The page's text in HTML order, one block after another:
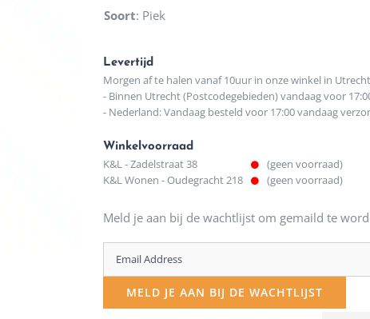
Soort: Piek
Levertijd
Morgen af te halen vanaf 10uur in onze winkel in Utrecht
- Binnen Utrecht (Postcodegebieden) vandaag voor
- Nederland: Vandaag besteld voor 17:00 vandaag
Winkelvoorraad
K&L - Zadelstraat 38
(geen voorraad)
K&L Wonen - Oudegracht 218
(geen voorraad)
Meld je aan bij de wachtlijst om gemaild te
Enter
your
email
MELD JE AAN BIJ DE WACHTLIJST